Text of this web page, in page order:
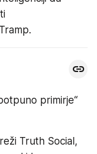
primirje“
Truth Social,